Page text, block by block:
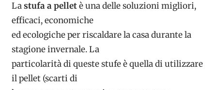
Lastufa a pelletè una delle soluzioni migliori,
efficaci, economiche
ed ecologiche per riscaldare la casa durante la
stagione invernale. La
particolarità di queste stufe è quella di utilizzare
il pellet (scarti di